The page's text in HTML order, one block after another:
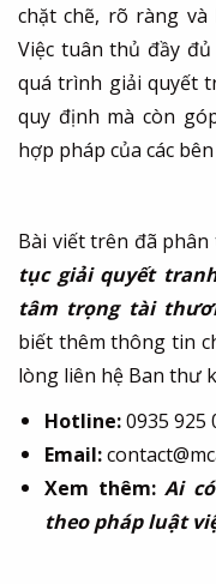
chặt chẽ, rõ ràng
Việc tuân thủ đầy
quá trình giải quyết
quy định mà còn
hợp pháp của các
Bài viết trên đã
tục giải quyết
tâm trọng tài
biết thêm thông tin
lòng liên hệ Ban thư
Hotline:0935 925
Email:
Xem thêm:Ai
theo pháp luật